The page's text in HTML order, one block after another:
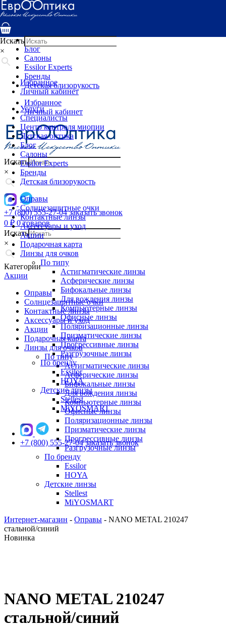
Услуги
Специалисты
Детская оптика
Блог
Салоны
Essilor Experts
Бренды
Детская близорукость
Избранное
Личный кабинет
Искать
×
+7 (800) 555-27-04 заказать звонок
0 ₽ 0 товаров
Искать
×
Категории
Акции
Оправы
Солнцезащитные очки
Контактные линзы
Аксессуары и уход
Акции
Подарочная карта
Линзы для очков
По типу
Астигматические линзы
Асферические линзы
Бифокальные линзы
Для вождения линзы
Компьютерные линзы
Офисные линзы
Поляризационные линзы
Призматические линзы
Прогрессивные линзы
Разгрузочные линзы
По бренду
Essilor
HOYA
Детские линзы
Stellest
MiYOSMART
Искать
×
Избранное
Личный кабинет
Услуги
Специалисты
Центр контроля миопии
Детская оптика
Блог
Салоны
Essilor Experts
Бренды
Детская близорукость
Оправы
Солнцезащитные очки
Контактные линзы
Аксессуары и уход
Акции
Подарочная карта
Линзы для очков
По типу
Астигматические линзы
Асферические линзы
Бифокальные линзы
Для вождения линзы
Компьютерные линзы
Офисные линзы
Поляризационные линзы
Призматические линзы
Прогрессивные линзы
Разгрузочные линзы
По бренду
Essilor
HOYA
Детские линзы
Stellest
MiYOSMART
+7 (800) 555-27-04 заказать звонок
Интернет-магазин - Оправы - NANO METAL 210247
стальной/синий
Новинка
NANO METAL 210247
стальной/синий